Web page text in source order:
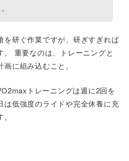
を研ぐ作業ですが、研ぎすぎれば
。 重要なのは、トレーニングと
画に組み込むこと。
トレーニングは週に2回を
は低強度のライドや完全休養に充